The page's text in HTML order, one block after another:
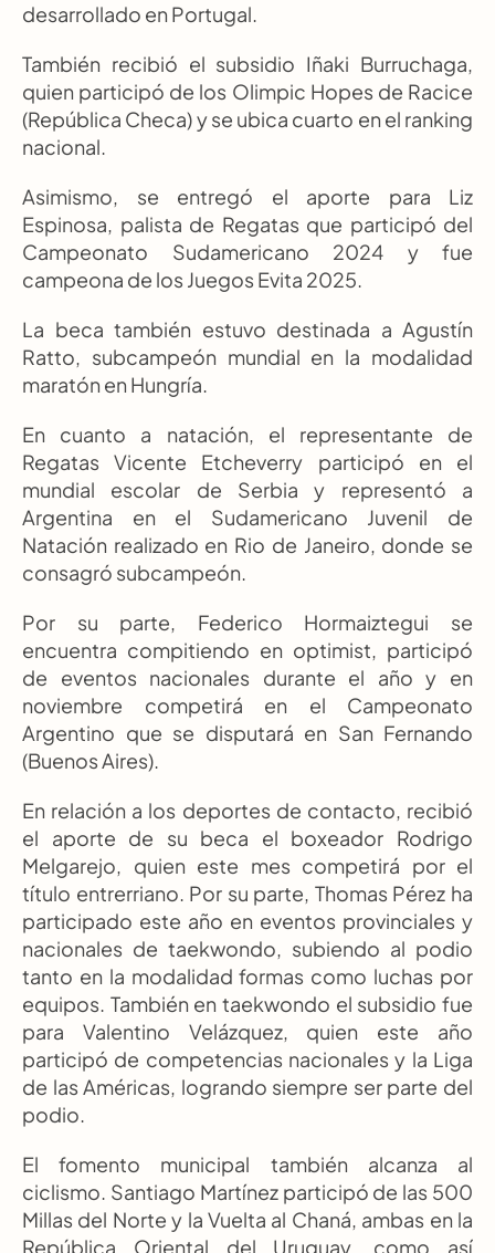
desarrollado en Portugal.
También recibió el subsidio Iñaki Burruchaga,
quien participó de los Olimpic Hopes de Racice
(República Checa) y se ubica cuarto en el ranking
nacional.
Asimismo, se entregó el aporte para Liz
Espinosa, palista de Regatas que participó del
Campeonato Sudamericano 2024 y fue
campeona de los Juegos Evita 2025.
La beca también estuvo destinada a Agustín
Ratto, subcampeón mundial en la modalidad
maratón en Hungría.
En cuanto a natación, el representante de
Regatas Vicente Etcheverry participó en el
mundial escolar de Serbia y representó a
Argentina en el Sudamericano Juvenil de
Natación realizado en Rio de Janeiro, donde se
consagró subcampeón.
Por su parte, Federico Hormaiztegui se
encuentra compitiendo en optimist, participó
de eventos nacionales durante el año y en
noviembre competirá en el Campeonato
Argentino que se disputará en San Fernando
(Buenos Aires).
En relación a los deportes de contacto, recibió
el aporte de su beca el boxeador Rodrigo
Melgarejo, quien este mes competirá por el
título entrerriano. Por su parte, Thomas Pérez ha
participado este año en eventos provinciales y
nacionales de taekwondo, subiendo al podio
tanto en la modalidad formas como luchas por
equipos. También en taekwondo el subsidio fue
para Valentino Velázquez, quien este año
participó de competencias nacionales y la Liga
de las Américas, logrando siempre ser parte del
podio.
El fomento municipal también alcanza al
ciclismo. Santiago Martínez participó de las 500
Millas del Norte y la Vuelta al Chaná, ambas en la
República Oriental del Uruguay, como así